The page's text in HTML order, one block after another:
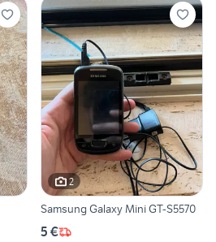
2
Samsung Galaxy Mini GT-S5570
5 €